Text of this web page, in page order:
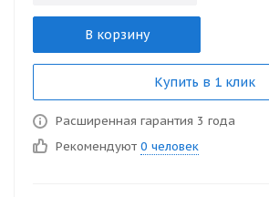
В корзину
Купить в 1 клик
Расширенная гарантия 3 года
Рекомендуют 0 человек